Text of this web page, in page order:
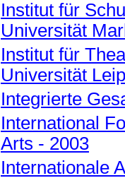
Institut für
Universität
Institut für
Universität
Integrierte
International
Arts - 2003
Internationale